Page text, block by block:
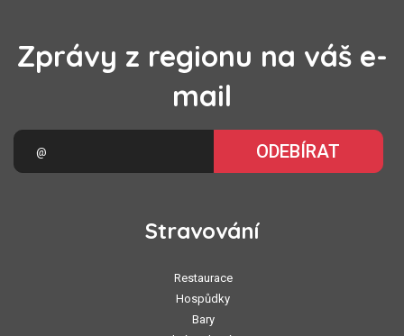
Zprávy z regionu na váš e-
mail
ODEBÍRAT
Stravování
Restaurace
Hospůdky
Bary